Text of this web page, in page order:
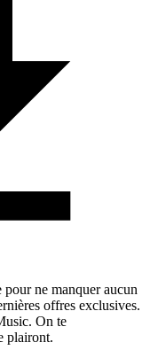
ne manquer aucun
offres exclusives.
On te
plairont.